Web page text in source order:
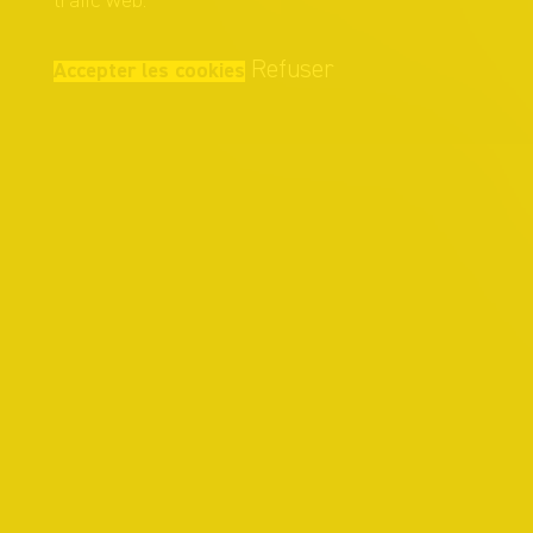
Accepter les cookies Refuser